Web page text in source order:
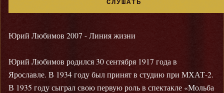
СЛУШАТЬ
Юрий Любимов 2007 - Линия жизни
Юрий Любимов родился 30 сентября 1917 года в
Ярославле. В 1934 году был принят в студию при МХАТ-2.
В 1935 году сыграл свою первую роль в спектакле «Мольба